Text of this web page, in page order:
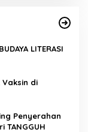
LITERASI
di
Penyerahan